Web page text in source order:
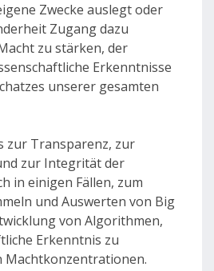
Zwecke auslegt oder
Zugang dazu
zu stärken, der
Erkenntnisse
unserer gesamten
zur Transparenz, zur
zur Integrität der
in einigen Fällen, zum
und Auswerten von Big
von Algorithmen,
Erkenntnis zu
Machtkonzentrationen.